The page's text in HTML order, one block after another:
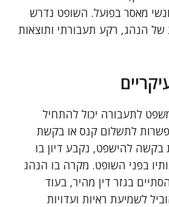
מאסר בפועל. השופט נדרש
של הנהג, רקע תעבורתי ותוצאות
לתעבורה יכול להתחיל
לתשלום קנס או בקשת
להישפט, נקבע דיון בו
בפני השופט. מקרה בו הנהג
בגזר דין מהיר, בעוד
לשמיעת ראיות ועדויות